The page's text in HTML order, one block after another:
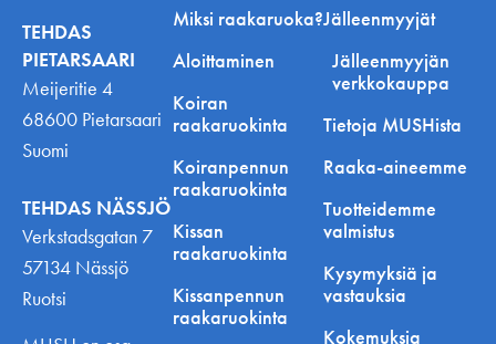
TEHDAS
PIETARSAARI
Meijeritie 4
68600 Pietarsaari
Suomi
TEHDAS NÄSSJÖ
Verkstadsgatan 7
57134 Nässjö
Ruotsi
Miksi raakaruoka?
Aloittaminen
Koiran
raakaruokinta
Koiranpennun
raakaruokinta
Kissan
raakaruokinta
Kissanpennun
raakaruokinta
Jälleenmyyjät
Jälleenmyyjän
verkkokauppa
Tietoja MUSHista
Raaka-aineemme
Tuotteidemme
valmistus
Kysymyksiä ja
vastauksia
Kokemuksia